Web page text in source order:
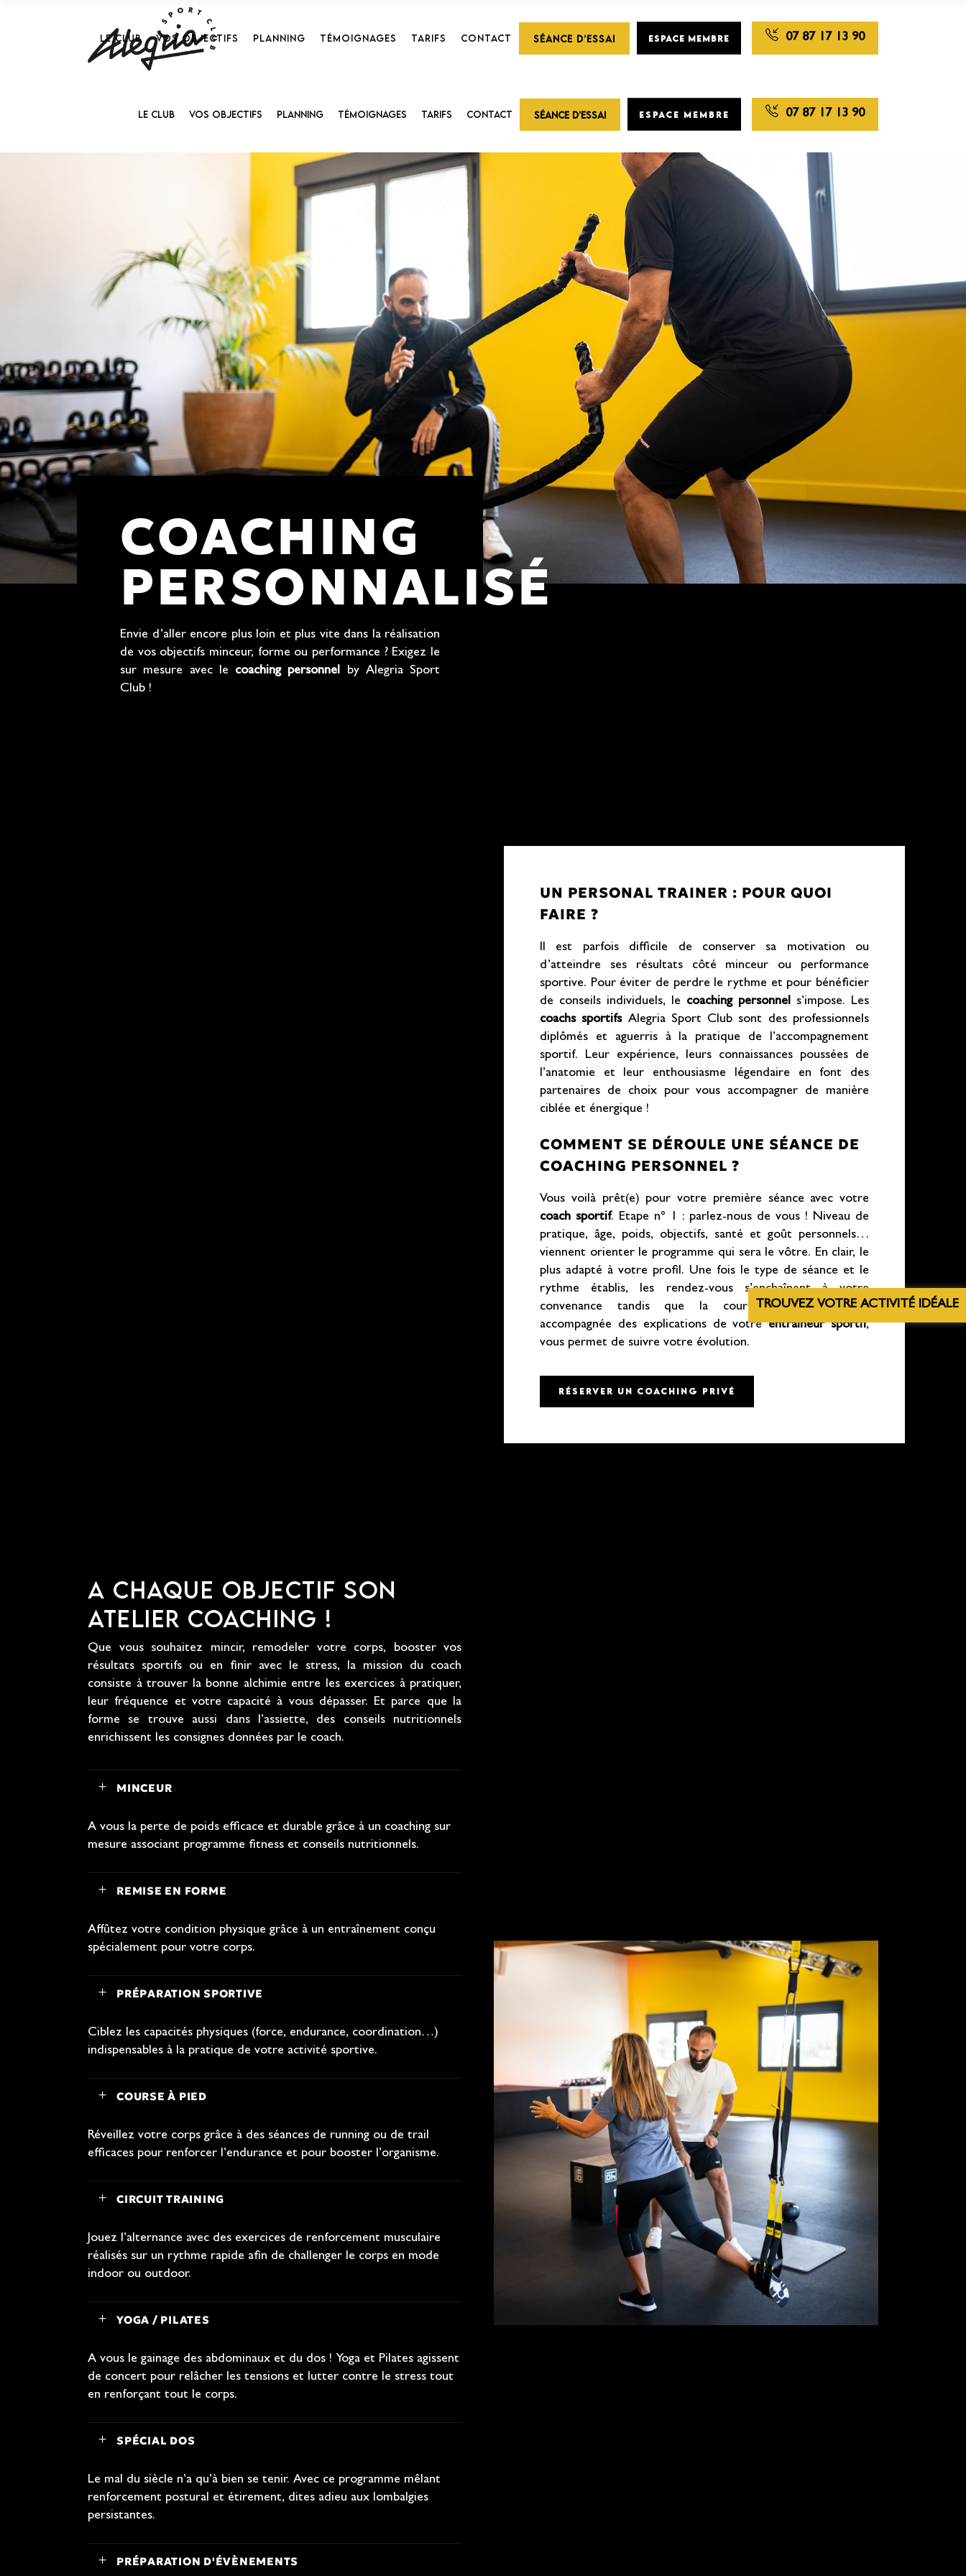
LE CLUB VOS OBJECTIFS PLANNING TÉMOIGNAGES TARIFS CONTACT SÉANCE D’ESSAI ESPACE MEMBRE 07 87 17 13 90
LE CLUB VOS OBJECTIFS PLANNING TÉMOIGNAGES TARIFS CONTACT SÉANCE D’ESSAI ESPACE MEMBRE 07 87 17 13 90
COACHING
PERSONNALISÉ
Envie d’aller encore plus loin et plus vite dans la réalisation
de vos objectifs minceur, forme ou performance ? Exigez le
sur mesure avec le coaching personnel by Alegria Sport
Club !
UN PERSONAL TRAINER : POUR QUOI
FAIRE ?
Il est parfois difficile de conserver sa motivation ou
d’atteindre ses résultats côté minceur ou performance
sportive. Pour éviter de perdre le rythme et pour bénéficier
de conseils individuels, le coaching personnel s’impose. Les
coachs sportifsAlegria Sport Club sont des professionnels
diplômés et aguerris à la pratique de l’accompagnement
sportif. Leur expérience, leurs connaissances poussées de
l’anatomie et leur enthousiasme légendaire en font des
partenaires de choix pour vous accompagner de manière
ciblée et énergique !
COMMENT SE DÉROULE UNE SÉANCE DE
COACHING PERSONNEL ?
Vous voilà prêt(e) pour votre première séance avec votre
coach sportif. Etape n° 1 : parlez-nous de vous ! Niveau de
pratique, âge, poids, objectifs, santé et goût personnels…
viennent orienter le programme qui sera le vôtre. En clair, le
plus adapté à votre profil. Une fois le type de séance et le
rythme établis, les rendez-vous s’enchaînent à votre
convenance tandis que la courbe de progression,
accompagnée des explications de votreentraîneur sportif,
vous permet de suivre votre évolution.
RÉSERVER UN COACHING PRIVÉ
A CHAQUE OBJECTIF SON
ATELIER COACHING !
Que vous souhaitez mincir, remodeler votre corps, booster vos
résultats sportifs ou en finir avec le stress, la mission du coach
consiste à trouver la bonne alchimie entre les exercices à pratiquer,
leur fréquence et votre capacité à vous dépasser. Et parce que la
forme se trouve aussi dans l’assiette, des conseils nutritionnels
enrichissent les consignes données par le coach.
MINCEUR
A vous la perte de poids efficace et durable grâce à un coaching sur
mesure associant programme fitness et conseils nutritionnels.
REMISE EN FORME
Affûtez votre condition physique grâce à un entraînement conçu
spécialement pour votre corps.
PRÉPARATION SPORTIVE
Ciblez les capacités physiques (force, endurance, coordination…)
indispensables à la pratique de votre activité sportive.
COURSE À PIED
Réveillez votre corps grâce à des séances de running ou de trail
efficaces pour renforcer l’endurance et pour booster l’organisme.
CIRCUIT TRAINING
Jouez l’alternance avec des exercices de renforcement musculaire
réalisés sur un rythme rapide afin de challenger le corps en mode
indoor ou outdoor.
YOGA / PILATES
A vous le gainage des abdominaux et du dos ! Yoga et Pilates agissent
de concert pour relâcher les tensions et lutter contre le stress tout
en renforçant tout le corps.
SPÉCIAL DOS
Le mal du siècle n’a qu’à bien se tenir. Avec ce programme mêlant
renforcement postural et étirement, dites adieu aux lombalgies
persistantes.
PRÉPARATION D'ÉVÈNEMENTS
TROUVEZ VOTRE ACTIVITÉ IDÉALE